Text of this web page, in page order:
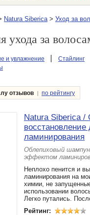
Natura Siberica> Уход за
ухода за
и увлажнение Стайлинг
отзывов | по рейтингу
Natura Siberica
ламинирования
Облепиховый
эффектом
Неплохо пенится и
ламинирования на
химии, не
использовании
Легко путались.
Рейтинг: